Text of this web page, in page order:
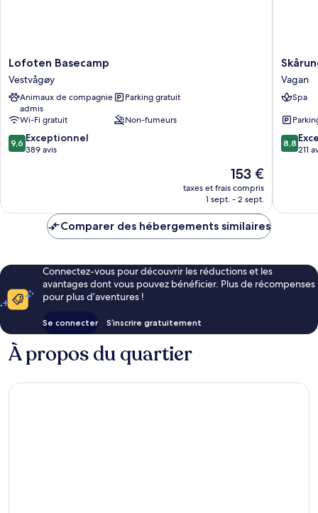
Lofoten
Basecamp
Vestvågøy
Lofoten Basecamp
Vestvågøy
Animaux de compagnie
admis
Parking gratuit
Wi-Fi gratuit
Non-fumeurs
9.6
sur
9,6 Exceptionnel
389 avis
Le
nouveau
prix
de
153 €
taxes et frais compris
1 sept. - 2 sept.
Vagan
Vagan
Spa
8.8
sur
8,8
211
Comparer des hébergements similaires
Connectez-vous pour découvrir les réductions et les
avantages dont vous pouvez bénéficier. Plus de récompenses
pour plus d’aventures !
Se connecter S’inscrire gratuitement
À propos du quartier